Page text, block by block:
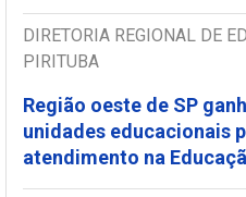
DIRETORIA REGIONAL DE
PIRITUBA
Região oeste de SP
unidades educacionais
atendimento na